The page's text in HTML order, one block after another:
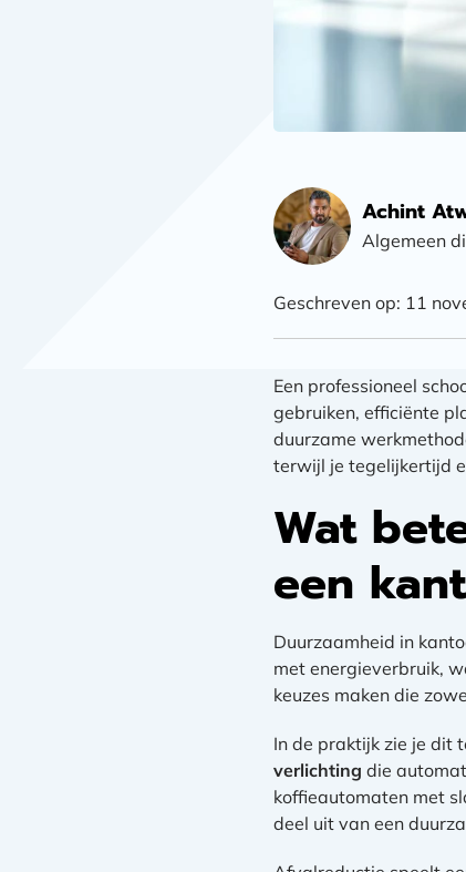
Achint
Algemeen
Geschreven op: 11
Een professioneel
gebruiken, efficiënte
duurzame
terwijl je tegelijkertijd
Wat
een
Duurzaamheid in
met energieverbruik,
keuzes maken die
In de praktijk zie je dit
verlichting die
koffieautomaten met
deel uit van een